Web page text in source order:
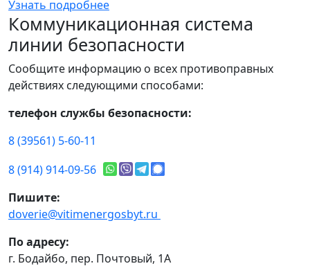
Узнать подробнее
Коммуникационная система
линии безопасности
Сообщите информацию о всех противоправных
действиях следующими способами:
телефон службы безопасности:
8 (39561) 5-60-11
8 (914) 914-09-56
Пишите:
doverie@vitimenergosbyt.ru
По адресу:
г. Бодайбо, пер. Почтовый, 1А